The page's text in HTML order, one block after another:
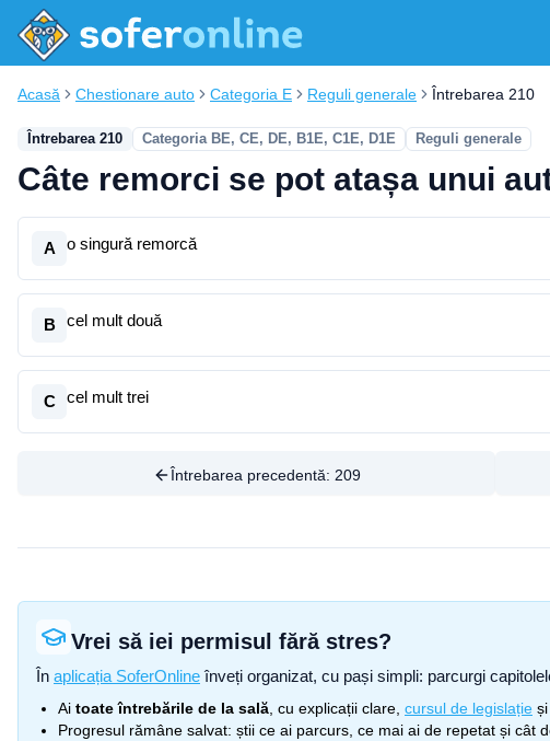
Acasă Chestionare auto Categoria E Reguli generale Întrebarea 210
Întrebarea 210 Categoria BE, CE, DE, B1E, C1E, D1E Reguli generale
Câte remorci se pot atașa unui
A o singură remorcă
B cel mult două
C cel mult trei
Întrebarea precedentă: 209
Vrei să iei permisul fără stres?
În aplicația SoferOnline înveți organizat, cu pași simpli: parcurgi
Ai toate întrebările de la sală , cu explicații clare, cursul de legislație și
Progresul rămâne salvat: știi ce ai parcurs, ce mai ai de repetat și cât